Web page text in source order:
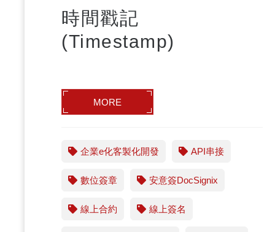
時間戳記
(Timestamp)
MORE
企業e化客製化開發 API串接
數位簽章 安意簽DocSignix
線上合約 線上簽名